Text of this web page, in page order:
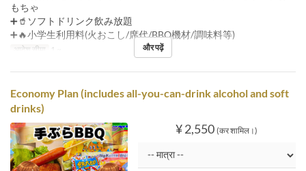
もちゃ
➕🥤ソフトドリンク飲み放題
➕🔥小学生利用料(火おこし/席代/BBQ機材/調味料等)
आदेश सीमा 1 ~ और पढ़ें
Economy Plan (includes all-you-can-drink alcohol and soft
drinks)
¥ 2,550 (कर शामिल।)